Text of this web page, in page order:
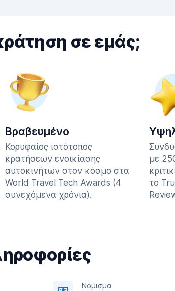
σε εμάς;
Βραβευμένο
Κορυφαίος ιστότοπος
κρατήσεων ενοικίασης
αυτοκινήτων στον κόσμο στα
World Travel Tech Awards (4
συνεχόμενα χρόνια).
με
το
Νόμισμα